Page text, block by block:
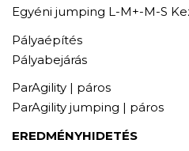
Egyéni jumping L-M+-M-S
Pályaépítés
Pályabejárás
ParAgility | páros
ParAgility jumping | páros
EREDMÉNYHIDETÉS